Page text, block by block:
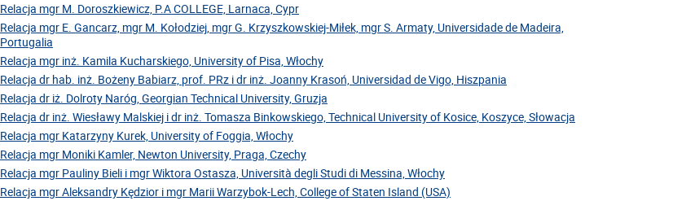
Relacja mgr M. Doroszkiewicz, P.A COLLEGE, Larnaca, Cypr
Relacja mgr E. Gancarz, mgr M. Kołodziej, mgr G. Krzyszkowskiej-Miłek, mgr S. Armaty, Universidade de Madeira,
Portugalia
Relacja mgr inż. Kamila Kucharskiego, University of Pisa, Włochy
Relacja dr hab. inż. Bożeny Babiarz, prof. PRz i dr inż. Joanny Krasoń, Universidad de Vigo, Hiszpania
Relacja dr iż. Dolroty Naróg, Georgian Technical University, Gruzja
Relacja dr inż. Wiesławy Malskiej i dr inż. Tomasza Binkowskiego, Technical University of Kosice, Koszyce, Słowacja
Relacja mgr Katarzyny Kurek, University of Foggia, Włochy
Relacja mgr Moniki Kamler, Newton University, Praga, Czechy
Relacja mgr Pauliny Bieli i mgr Wiktora Ostasza, Università degli Studi di Messina, Włochy
Relacja mgr Aleksandry Kędzior i mgr Marii Warzybok-Lech, College of Staten Island (USA)